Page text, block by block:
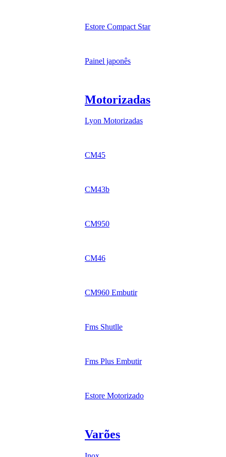
Estore Compact Star
Painel japonês
Motorizadas
Lyon Motorizadas
CM45
CM43b
CM950
CM46
CM960 Embutir
Fms Shutlle
Fms Plus Embutir
Estore Motorizado
Varões